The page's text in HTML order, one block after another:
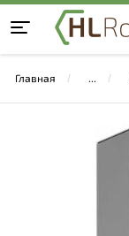
Главная